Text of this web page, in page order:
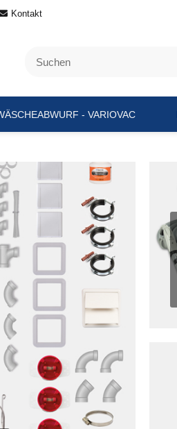
Kontakt
- VARIOVAC